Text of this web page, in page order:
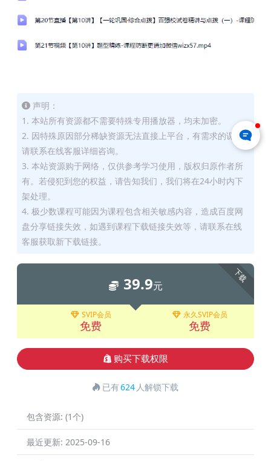
声明：
1. 本站所有资源都不需要特殊专用播放器，均未加密。
2. 因特殊原因部分稀缺资源无法直接上平台，有需求的课友
请联系在线客服详细咨询。
3. 本站资源购于网络，仅供参考学习使用，版权归原作者所
有。若侵犯到您的权益，请告知我们，我们将在24小时内下
架处理。
4. 极少数课程可能因为课程包含相关敏感内容，造成百度网
盘分享链接失效，如遇到课程下载链接失效等，请联系在线
客服获取新下载链接。
下载
39.9元
SVIP会员
免费
永久SVIP会员
免费
购买下载权限
已有624 人解锁下载
包含资源: (1个)
最近更新: 2025-09-16